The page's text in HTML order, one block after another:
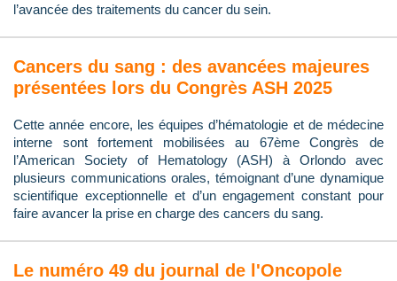
l’avancée des traitements du cancer du sein.
Cancers du sang : des avancées majeures
présentées lors du Congrès ASH 2025
Cette année encore, les équipes d’hématologie et de médecine
interne sont fortement mobilisées au 67ème Congrès de
l’American Society of Hematology (ASH) à Orlondo avec
plusieurs communications orales, témoignant d’une dynamique
scientifique exceptionnelle et d’un engagement constant pour
faire avancer la prise en charge des cancers du sang.
Le numéro 49 du journal de l'Oncopole